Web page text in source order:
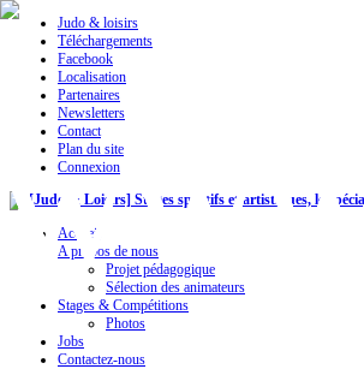
Judo & loisirs
Téléchargements
Facebook
Localisation
Partenaires
Newsletters
Contact
Plan du site
Connexion
Accueil
A propos de nous
Projet pédagogique
Sélection des animateurs
Stages & Compétitions
Photos
Jobs
Contactez-nous